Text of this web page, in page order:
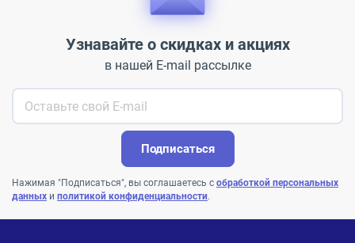
Узнавайте о скидках и акциях
в нашей E-mail рассылке
Подписаться
Нажимая "Подписаться", вы соглашаетесь с обработкой персональных
данных и политикой конфиденциальности.